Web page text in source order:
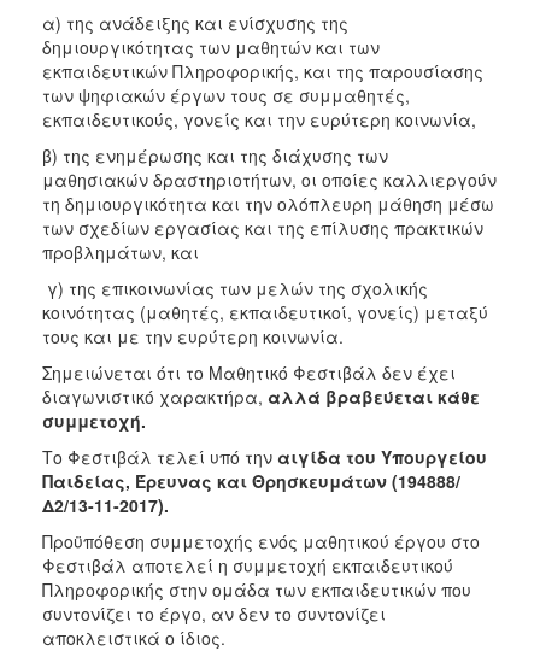
α) της ανάδειξης και ενίσχυσης της
δημιουργικότητας των μαθητών και των
εκπαιδευτικών Πληροφορικής, και της παρουσίασης
των ψηφιακών έργων τους σε συμμαθητές,
εκπαιδευτικούς, γονείς και την ευρύτερη κοινωνία,
β) της ενημέρωσης και της διάχυσης των
μαθησιακών δραστηριοτήτων, οι οποίες καλλιεργούν
τη δημιουργικότητα και την ολόπλευρη μάθηση μέσω
των σχεδίων εργασίας και της επίλυσης πρακτικών
προβλημάτων, και
γ) της επικοινωνίας των μελών της σχολικής
κοινότητας (μαθητές, εκπαιδευτικοί, γονείς) μεταξύ
τους και με την ευρύτερη κοινωνία.
Σημειώνεται ότι το Μαθητικό Φεστιβάλ δεν έχει
διαγωνιστικό χαρακτήρα, αλλά βραβεύεται κάθε
συμμετοχή.
Το Φεστιβάλ τελεί υπό την αιγίδα του Υπουργείου
Παιδείας, Έρευνας και Θρησκευμάτων (194888/
Δ2/13-11-2017).
Προϋπόθεση συμμετοχής ενός μαθητικού έργου στο
Φεστιβάλ αποτελεί η συμμετοχή εκπαιδευτικού
Πληροφορικής στην ομάδα των εκπαιδευτικών που
συντονίζει το έργο, αν δεν το συντονίζει
αποκλειστικά ο ίδιος.